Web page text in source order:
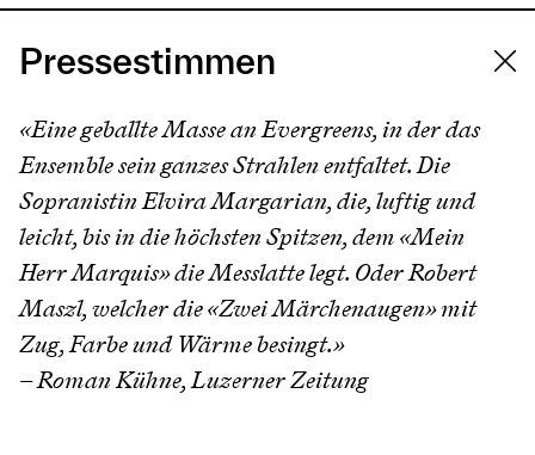
Pressestimmen
«Eine geballte Masse an Evergreens, in der das
Ensemble sein ganzes Strahlen entfaltet. Die
Sopranistin Elvira Margarian, die, luftig und
leicht, bis in die höchsten Spitzen, dem «Mein
Herr Marquis» die Messlatte legt. Oder Robert
Maszl, welcher die «Zwei Märchenaugen» mit
Zug, Farbe und Wärme besingt.»
– Roman Kühne, Luzerner Zeitung